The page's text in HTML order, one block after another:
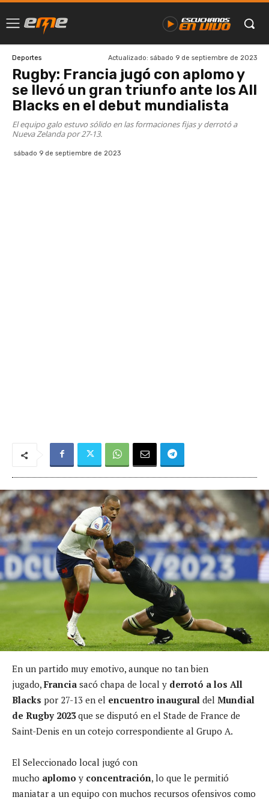
Deportes Actualizado: sábado 9 de septiembre de 2023
Rugby: Francia jugó con aplomo y
se llevó un gran triunfo ante los All
Blacks en el debut mundialista
El equipo galo estuvo sólido en las formaciones fijas y derrotó a
Nueva Zelanda por 27-13.
sábado 9 de septiembre de 2023
En un partido muy emotivo, aunque no tan bien
jugado, Francia sacó chapa de local y derrotó a los All
Blacks por 27-13 en el encuentro inaugural del Mundial
de Rugby 2023que se disputó en el Stade de France de
Saint-Denis en un cotejo correspondiente al Grupo A.
El Seleccionado local jugó con
mucho aplomo y concentración, lo que le permitió
maniatar a un equipo con muchos recursos ofensivos como